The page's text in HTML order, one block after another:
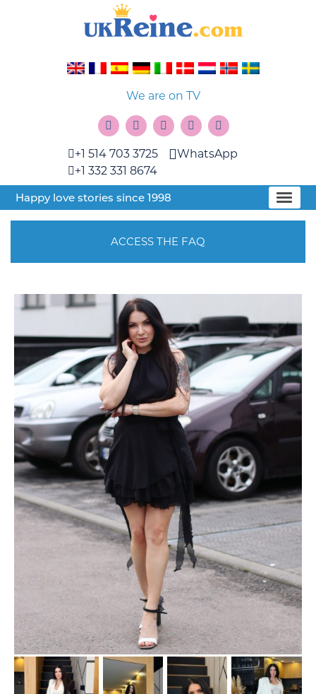
We are on TV
+1 514 703 3725
+1 332 331 8674
WhatsApp
Happy love stories since 1998
ACCESS THE FAQ